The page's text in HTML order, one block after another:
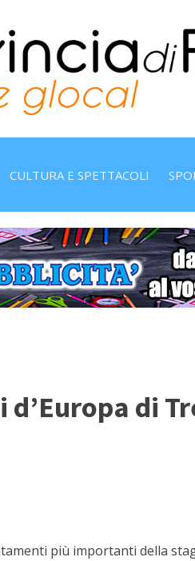
CULTURA E SPETTACOLI
di
più importanti della